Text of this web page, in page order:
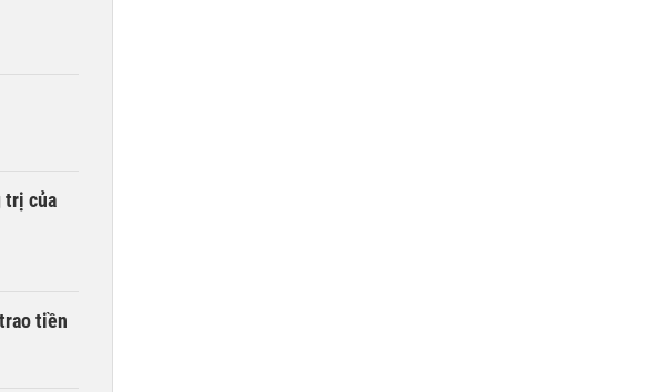
trị của
tiền